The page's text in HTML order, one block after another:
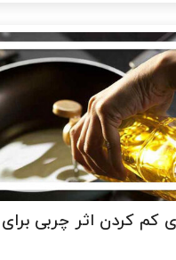
کم کردن اثر چربی